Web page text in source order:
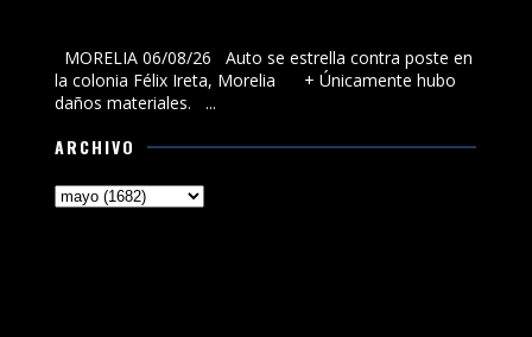
MORELIA 06/08/26 Auto se estrella contra poste en
la colonia Félix Ireta, Morelia + Únicamente hubo
daños materiales. ...
ARCHIVO